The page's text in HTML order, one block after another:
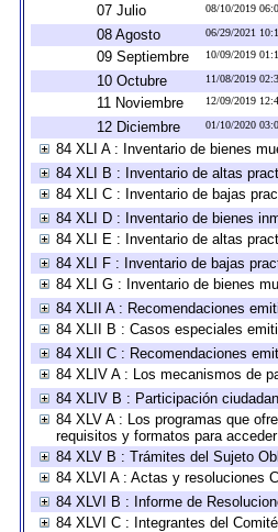
07 Julio 08/10/2019
08 Agosto 06/29/2021
09 Septiembre 10/09/2019
10 Octubre 11/08/2019
11 Noviembre 12/09/2019
12 Diciembre 01/10/2020
84 XLI A : Inventario de bienes
84 XLI B : Inventario de altas
84 XLI C : Inventario de bajas
84 XLI D : Inventario de bienes
84 XLI E : Inventario de altas
84 XLI F : Inventario de bajas
84 XLI G : Inventario de bienes
84 XLII A : Recomendaciones
84 XLII B : Casos especiales
84 XLII C : Recomendaciones
84 XLIV A : Los mecanismos de
84 XLIV B : Participación
84 XLV A : Los programas que
requisitos y formatos para
84 XLV B : Trámites del Sujeto
84 XLVI A : Actas y resoluciones
84 XLVI B : Informe de
84 XLVI C : Integrantes del